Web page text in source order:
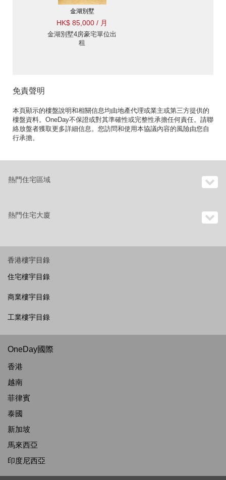
金湖別墅
HK$ 85,000 / 月
金湖別墅4房豪宅單位出
租
免責聲明
本頁顯示的樓盤說明和相關信息均由地產代理或業主或第三方提供的
樓盤資料。OneDay不保證或對其準確性或完整性承擔任何責任。請聯
絡放盤者獲取更多詳細信息。您訪問和使用本協議內容的風險由您自
行承擔。
熱門住宅區域
熱門住宅大廈
香港樓宇目錄
住宅樓宇目錄
商業樓宇目錄
工業樓宇目錄
OneDay國際
香港
越南
菲律賓
泰國
新加坡
馬來西亞
印度尼西亞